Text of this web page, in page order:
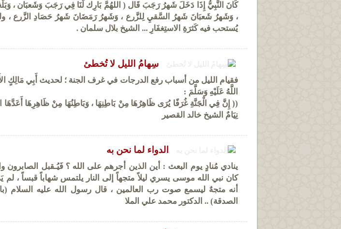
كَانَ النَّبِيُّ إِذَا دَخَلَ شَهرُ رَجَبَ قَال ( اللهُمَّ بَارِك لَنَا فِي رَجَبَ وَشَعبَان ،
، وَشَهرُ شَعبَانَ شَهرُ السَّقيِ لِلزَّرع ، وَشَهرُ رَمَضَانَ شَهرُ حَصَادِ الزَّرع ،
يُستحب فيه كَثرَةِ الاستِغفَارِ ... الشيخ بلال سلمان .
سِهامُ الليل لا تُخطئ
فقيام الليل من أسباب رفع الدرجات في غرف الجنة ؛ لحديث أَبِي مَالِكٍ
اللَّهُ عَلَيْهِ وَسَلَّمَ :
(( إِنَّ فِي الْجَنَّةِ غُرَفًا يُرَى ظَاهِرُهَا مِنْ بَاطِنِهَا ، وَبَاطِنُهَا مِنْ ظَاهِرِهَا أَعَدَّهَا
نِيَامٌ الشيخ خالد القصير
الدواء لما نحن به
ينادي مُنادٍ يوم البعث : أين الذين أجرهم على الله ؟ فَيُـقبل الصابرون
كان نبي الله موسى يسري ليلاً متجهاً إلى النار يلتمس شهاباً قبساً ، لم
أنه متجهٌ ليسمع صوت رب العالمين ، قال رسول الله عليه السلام
الصدقة) .. الدكتور محمد علي الملا